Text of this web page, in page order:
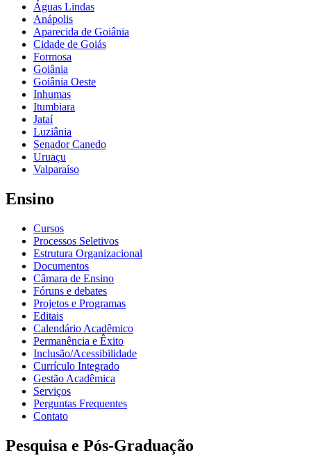
Águas Lindas
Anápolis
Aparecida de Goiânia
Cidade de Goiás
Formosa
Goiânia
Goiânia Oeste
Inhumas
Itumbiara
Jataí
Luziânia
Senador Canedo
Uruaçu
Valparaíso
Ensino
Cursos
Processos Seletivos
Estrutura Organizacional
Documentos
Câmara de Ensino
Fóruns e debates
Projetos e Programas
Editais
Calendário Acadêmico
Permanência e Êxito
Inclusão/Acessibilidade
Currículo Integrado
Gestão Acadêmica
Serviços
Perguntas Frequentes
Contato
Pesquisa e Pós-Graduação